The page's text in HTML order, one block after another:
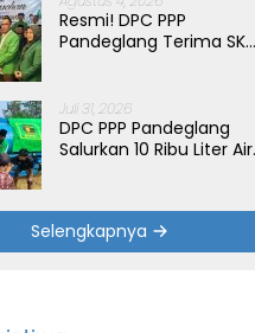
Resmi! DPC PPP
Pandeglang Terima SK
Juli 31, 2026
DPC PPP Pandeglang
Salurkan 10 Ribu Liter Air
Patia
Selengkapnya